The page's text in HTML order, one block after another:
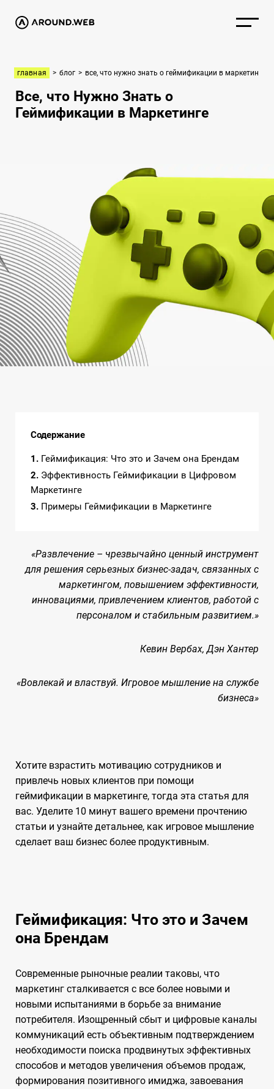
главная > блог > все, что нужно знать о геймификации в маркетинге
Все, что Нужно Знать о
Геймификации в Маркетинге
Содержание
1
Геймификация: Что это и Зачем она Брендам
2 Эффективность Геймификации в Цифровом
Маркетинге
3 Примеры Геймификации в Маркетинге
«Развлечение – чрезвычайно ценный инструмент
для решения серьезных бизнес-задач, связанных с
маркетингом, повышением эффективности,
инновациями, привлечением клиентов, работой с
персоналом и стабильным развитием.»
Кевин Вербах, Дэн Хантер
«Вовлекай и властвуй. Игровое мышление на службе
бизнеса»
Хотите взрастить мотивацию сотрудников и
привлечь новых клиентов при помощи
геймификации в маркетинге, тогда эта статья для
вас. Уделите 10 минут вашего времени прочтению
статьи и узнайте детальнее, как игровое мышление
сделает ваш бизнес более продуктивным.
Геймификация: Что это и Зачем
она Брендам
Современные рыночные реалии таковы, что
маркетинг сталкивается с все более новыми и
новыми испытаниями в борьбе за внимание
потребителя. Изощренный сбыт и цифровые каналы
коммуникаций есть объективным подтверждением
необходимости поиска продвинутых эффективных
способов и методов увеличения объемов продаж,
формирования позитивного имиджа, завоевания